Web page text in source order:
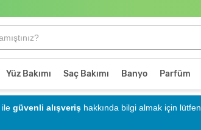
Yüz Bakımı Saç Bakımı Banyo Parfüm
ile güvenli alışveriş hakkında bilgi almak için lütfen